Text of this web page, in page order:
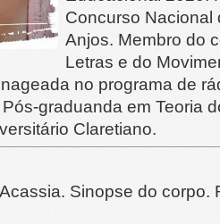
Concurso Nacional
Anjos. Membro do
Letras e do
no programa de
graduanda em Teoria
Claretiano.
Sinopse do corpo.